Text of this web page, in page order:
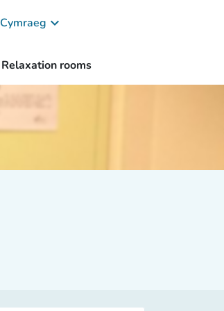
Cymraeg keyboard_arrow_down
Relaxation rooms